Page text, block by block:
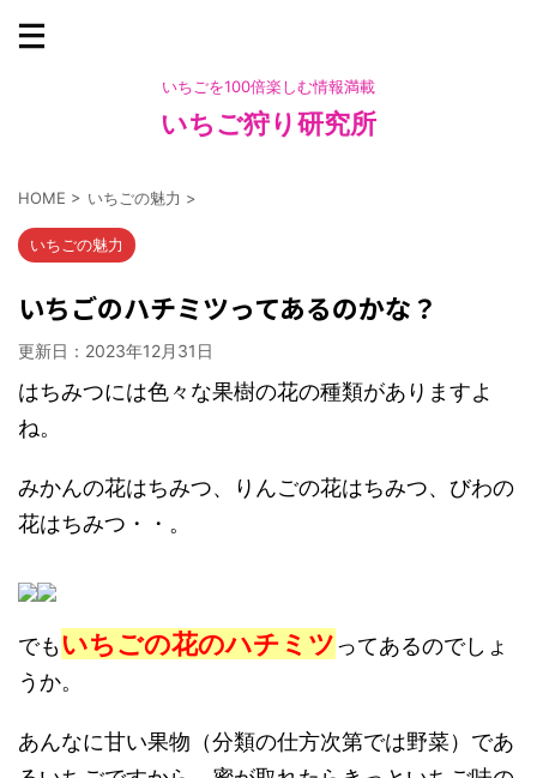
いちごを100倍楽しむ情報満載
いちご狩り研究所
HOME > いちごの魅力 >
いちごの魅力
いちごのハチミツってあるのかな？
更新日： 2023年12月31日
はちみつには色々な果樹の花の種類がありますよ
ね。
みかんの花はちみつ、りんごの花はちみつ、びわの
花はちみつ・・。
でもいちごの花のハチミツってあるのでしょ
うか。
あんなに甘い果物（分類の仕方次第では野菜）であ